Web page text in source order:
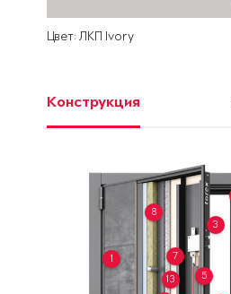
Цвет: ЛКП Ivory
Конструкция
1
3
5
7
8
13